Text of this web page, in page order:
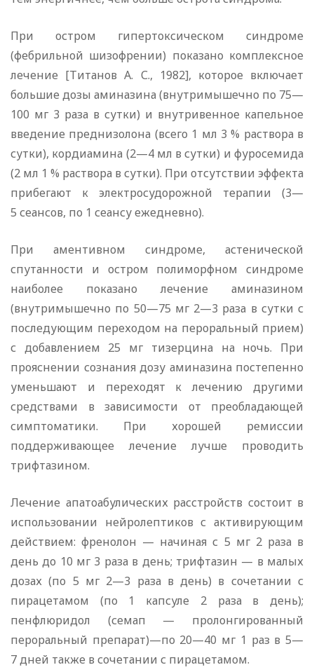
При остром гипертоксическом синдроме
(фебрильной шизофрении) показано комплексное
лечение [Титанов А. С., 1982], которое включает
большие дозы аминазина (внутримышечно по 75—
100 мг 3 раза в сутки) и внутривенное капельное
введение преднизолона (всего 1 мл 3 % раствора в
сутки), кордиамина (2—4 мл в сутки) и фуросемида
(2 мл 1 % раствора в сутки). При отсутствии эффекта
прибегают к электросудорожной терапии (3—
5 сеансов, по 1 сеансу ежедневно).
При аментивном синдроме, астенической
спутанности и остром полиморфном синдроме
наиболее показано лечение аминазином
(внутримышечно по 50—75 мг 2—3 раза в сутки с
последующим переходом на пероральный прием)
с добавлением 25 мг тизерцина на ночь. При
прояснении сознания дозу аминазина постепенно
уменьшают и переходят к лечению другими
средствами в зависимости от преобладающей
симптоматики. При хорошей ремиссии
поддерживающее лечение лучше проводить
трифтазином.
Лечение апатоабулических расстройств состоит в
использовании нейролептиков с активирующим
действием: френолон — начиная с 5 мг 2 раза в
день до 10 мг 3 раза в день; трифтазин — в малых
дозах (по 5 мг 2—3 раза в день) в сочетании с
пирацетамом (по 1 капсуле 2 раза в день);
пенфлюридол (семап — пролонгированный
пероральный препарат)—по 20—40 мг 1 раз в 5—
7 дней также в сочетании с пирацетамом.